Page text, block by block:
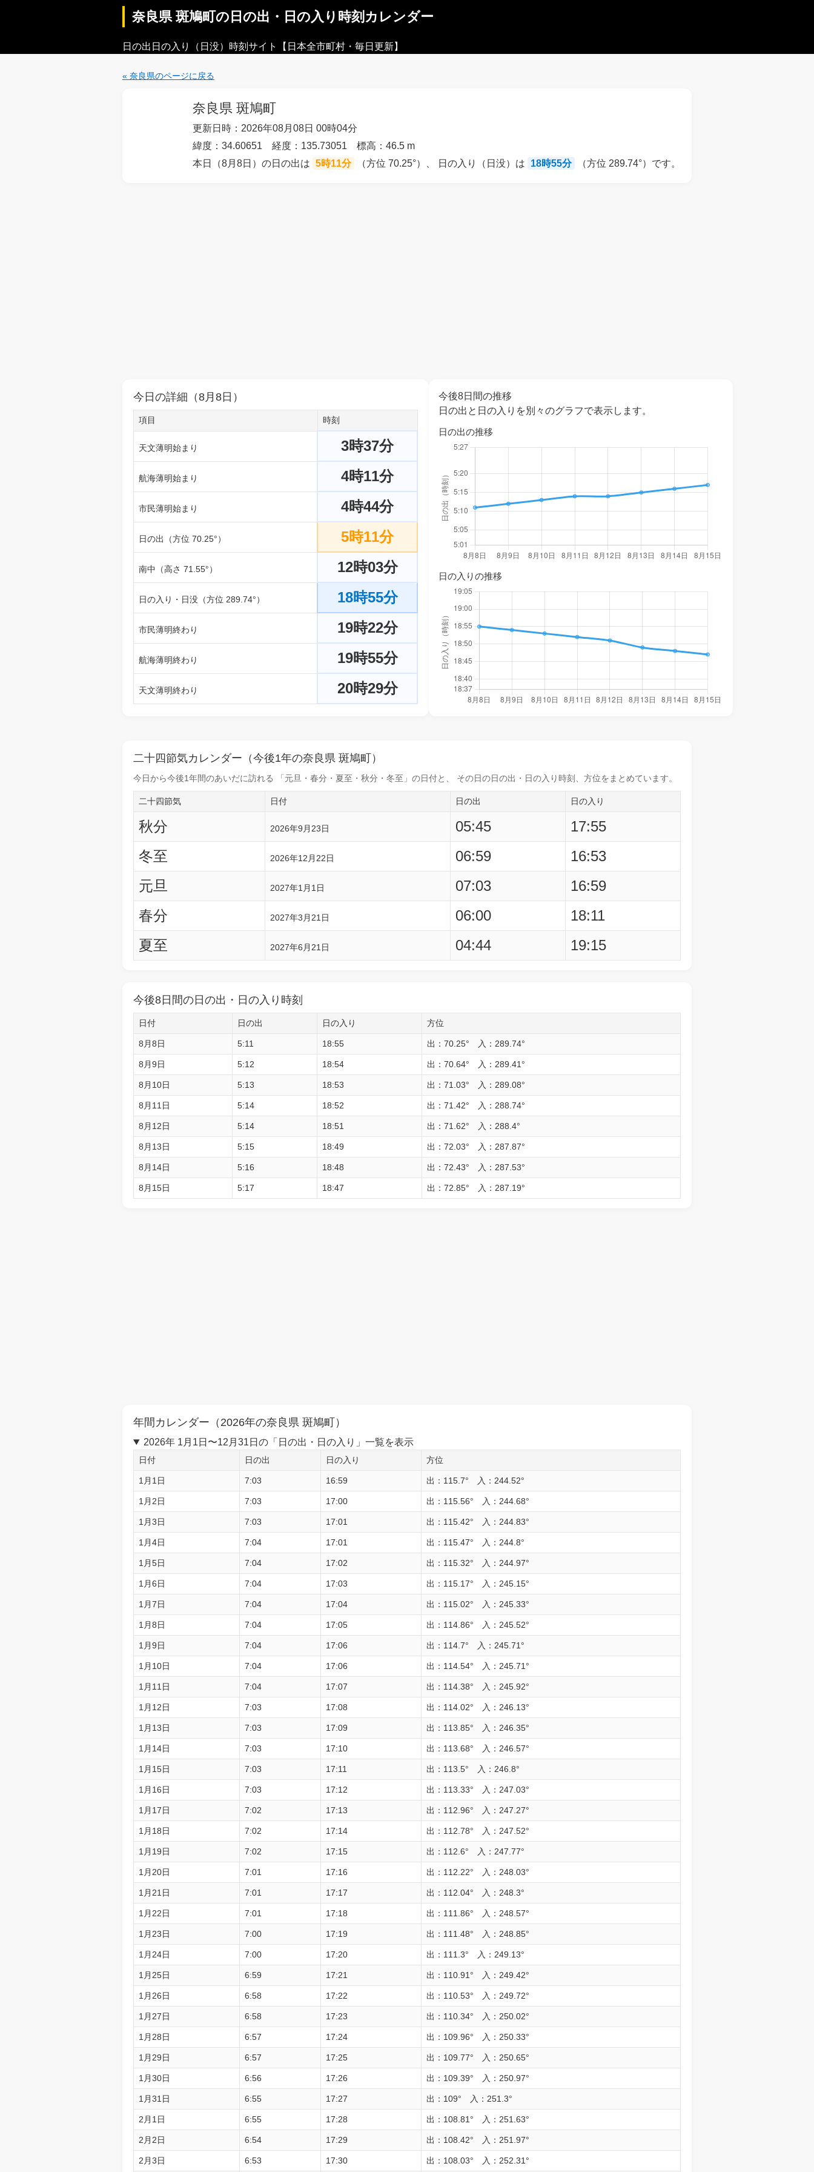
奈良県 斑鳩町の日の出・日の入り時刻カレンダー
日の出日の入り（日没）時刻サイト【日本全市町村・毎日更新】
« 奈良県のページに戻る
奈良県 斑鳩町
更新日時：2026年08月08日 00時04分
緯度：34.60651 経度：135.73051 標高：46.5 m
本日（8月8日）の日の出は 5時11分 （方位 70.25°）、 日の入り（日没）は 18時55分 （方位 289.74°）です。
今日の詳細（8月8日）
項目 時刻
天文薄明始まり 3時37分
航海薄明始まり 4時11分
市民薄明始まり 4時44分
日の出（方位 70.25°） 5時11分
南中（高さ 71.55°） 12時03分
日の入り・日没（方位 289.74°） 18時55分
市民薄明終わり 19時22分
航海薄明終わり 19時55分
天文薄明終わり 20時29分
今後8日間の推移
日の出と日の入りを別々のグラフで表示します。
日の出の推移
日の入りの推移
二十四節気カレンダー（今後1年の奈良県 斑鳩町）
今日から今後1年間のあいだに訪れる 「元旦・春分・夏至・秋分・冬至」の日付と、 その日の日の出・日の入り時刻 、方位をまとめています。
二十四節気 日付 日の出 日の入り
秋分 2026年9月23日 05:45
17:55
冬至
2026年12月22日 06:59
16:53
元旦
2027年1月1日 07:03
16:59
春分
2027年3月21日 06:00
18:11
夏至
2027年6月21日 04:44 19:15
今後8日間の日の出・日の入り時刻
日付 日の出 日の入り 方位
8月8日 5:11 18:55 出：70.25° 入：289.74°
8月9日 5:12 18:54 出：70.64° 入：289.41°
8月10日 5:13 18:53 出：71.03° 入：289.08°
8月11日 5:14 18:52 出：71.42° 入：288.74°
8月12日 5:14 18:51 出：71.62° 入：288.4°
8月13日 5:15 18:49 出：72.03° 入：287.87°
8月14日 5:16 18:48 出：72.43° 入：287.53°
8月15日 5:17 18:47 出：72.85° 入：287.19°
年間カレンダー（2026年の奈良県 斑鳩町）
2026年 1月1日〜12月31日の「日の出・日の入り」一覧を表示
日付 日の出 日の入り 方位
1月1日 7:03 16:59 出：115.7° 入：244.52°
1月2日 7:03 17:00 出：115.56° 入：244.68°
1月3日 7:03 17:01 出：115.42° 入：244.83°
1月4日 7:04 17:01 出：115.47° 入：244.8°
1月5日 7:04 17:02 出：115.32° 入：244.97°
1月6日 7:04 17:03 出：115.17° 入：245.15°
1月7日 7:04 17:04 出：115.02° 入：245.33°
1月8日 7:04 17:05 出：114.86° 入：245.52°
1月9日 7:04 17:06 出：114.7° 入：245.71°
1月10日 7:04 17:06 出：114.54° 入：245.71°
1月11日 7:04 17:07 出：114.38° 入：245.92°
1月12日 7:03 17:08 出：114.02° 入：246.13°
1月13日 7:03 17:09 出：113.85° 入：246.35°
1月14日 7:03 17:10 出：113.68° 入：246.57°
1月15日 7:03 17:11 出：113.5° 入：246.8°
1月16日 7:03 17:12 出：113.33° 入：247.03°
1月17日 7:02 17:13 出：112.96° 入：247.27°
1月18日 7:02 17:14 出：112.78° 入：247.52°
1月19日 7:02 17:15 出：112.6° 入：247.77°
1月20日 7:01 17:16 出：112.22° 入：248.03°
1月21日 7:01 17:17 出：112.04° 入：248.3°
1月22日 7:01 17:18 出：111.86° 入：248.57°
1月23日 7:00 17:19 出：111.48° 入：248.85°
1月24日 7:00 17:20 出：111.3° 入：249.13°
1月25日 6:59 17:21 出：110.91° 入：249.42°
1月26日 6:58 17:22 出：110.53° 入：249.72°
1月27日 6:58 17:23 出：110.34° 入：250.02°
1月28日 6:57 17:24 出：109.96° 入：250.33°
1月29日 6:57 17:25 出：109.77° 入：250.65°
1月30日 6:56 17:26 出：109.39° 入：250.97°
1月31日 6:55 17:27 出：109° 入：251.3°
2月1日 6:55 17:28 出：108.81° 入：251.63°
2月2日 6:54 17:29 出：108.42° 入：251.97°
2月3日 6:53 17:30 出：108.03° 入：252.31°